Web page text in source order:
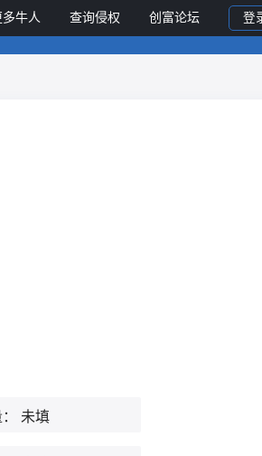
多牛人 查询侵权 创富论坛 登
未填